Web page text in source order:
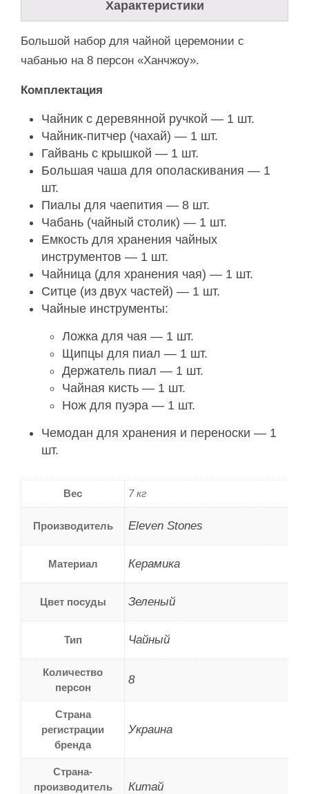
Характеристики
Большой набор для чайной церемонии с
чабанью на 8 персон «Ханчжоу»‎.
Комплектация
Чайник с деревянной ручкой — 1 шт.
Чайник-питчер (чахай) — 1 шт.
Гайвань с крышкой — 1 шт.
Большая чаша для ополаскивания — 1
шт.
Пиалы для чаепития — 8 шт.
Чабань (чайный столик) — 1 шт.
Емкость для хранения чайных
инструментов — 1 шт.
Чайница (для хранения чая) — 1 шт.
Ситце (из двух частей) — 1 шт.
Чайные инструменты:
Ложка для чая — 1 шт.
Щипцы для пиал — 1 шт.
Держатель пиал — 1 шт.
Чайная кисть — 1 шт.
Нож для пуэра — 1 шт.
Чемодан для хранения и переноски — 1
шт.
Вес 7 кг
Производитель Eleven Stones
Материал Керамика
Цвет посуды Зеленый
Тип Чайный
Количество
персон
8
Страна
регистрации
бренда
Украина
Страна-
производитель
Китай